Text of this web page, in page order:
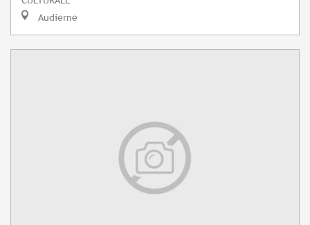
Audierne